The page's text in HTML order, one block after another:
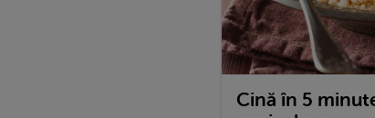
Cină în 5